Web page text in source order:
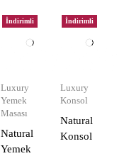
İndirimli
Luxury
Yemek
Masası
Natural
Yemek
İndirimli
Luxury
Konsol
Natural
Konsol